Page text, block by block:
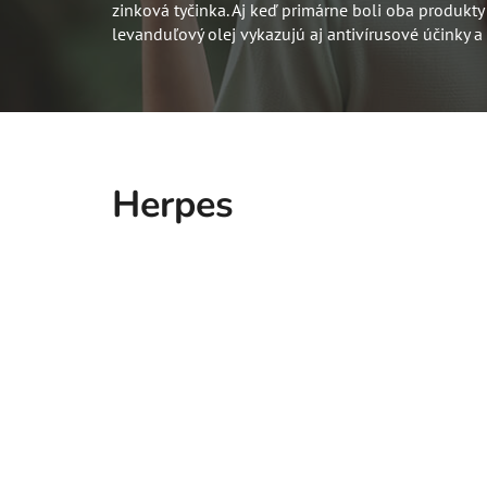
zinková tyčinka. Aj keď primárne boli oba
levanduľový olej vykazujú aj antivírusové účinky
Herpes